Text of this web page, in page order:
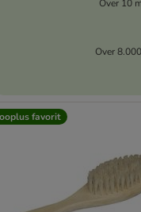
Over 10
Over
favorit